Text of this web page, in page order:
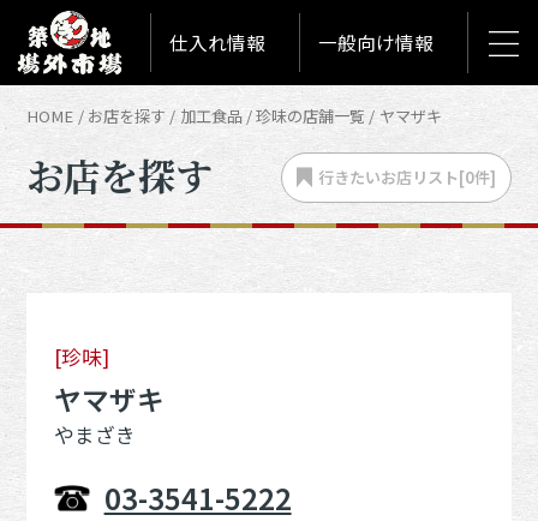
仕入れ情報 一般向け情報
HOME お店を探す 加工食品 珍味の店舗一覧 ヤマザキ
お店を探す 行きたいお店リスト[0件]
[珍味]
ヤマザキ
やまざき
03-3541-5222